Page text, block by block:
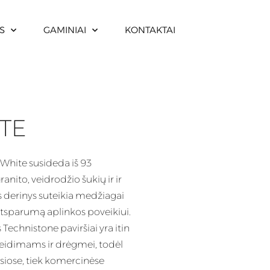
GAMINIAI KONTAKTAI
susideda iš 93
veidrodžio šukių ir ir
derinyssuteikia medžiagai
aplinkos poveikiui.
paviršiai yra itin
ir drėgmei, todėl
tiek komercinėse